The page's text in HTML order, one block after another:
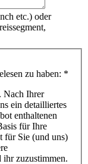
etc.) oder
zu haben: *
Nach Ihrer
ein detailliertes
enthaltenen
für Ihre
für Sie (und uns)
ihr zuzustimmen.